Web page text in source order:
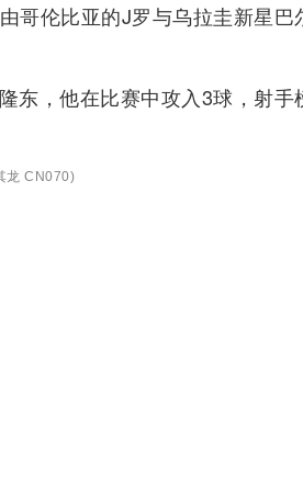
哥伦比亚的J罗与乌拉圭新星巴
东，他在比赛中攻入3球，射手
龙 CN070)